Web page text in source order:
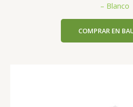
– Blanco
COMPRAR EN